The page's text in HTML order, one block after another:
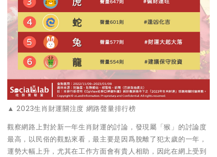
▲ 2023生肖財運關注度 網路聲量排行榜
觀察網路上對於新一年生肖財運的討論，發現屬「猴」的討論度
最高，以民俗的觀點來看，最主要是因爲脫離了犯太歲的一年，
運勢大幅上升，尤其在工作方面會有貴人相助，因此在網上受到